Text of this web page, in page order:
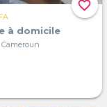
favorite_border
à domicile
Cameroun